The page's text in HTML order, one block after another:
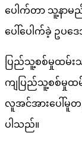
ပေါက်တာ သူ့နာမ
ပေါ်ပေါက်ခဲ့ ဥပ
ပြည်သူ့စစ်မှုထမ်
ကျပြည်သူ့စစ်မှုထမ်
လူအင်အားပေါ်မူ
ပါသည်။